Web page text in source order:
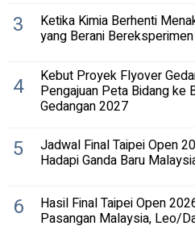
3 Ketika Kimia Berhenti
yang Berani Bereksperimen
4 Kebut Proyek Flyover
Pengajuan Peta Bidang ke
Gedangan 2027
5 Jadwal Final Taipei Open
Hadapi Ganda Baru
6 Hasil Final Taipei Open
Pasangan Malaysia, Leo/